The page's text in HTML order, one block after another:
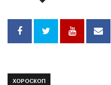
ХОРОСКОП